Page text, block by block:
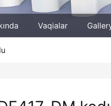
Vaqialar